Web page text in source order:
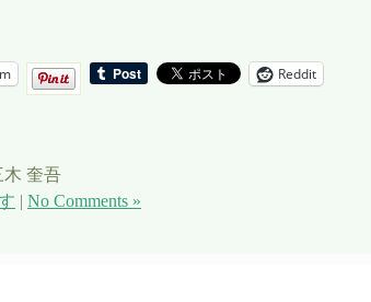
Reddit
木 奎吾
| No Comments »